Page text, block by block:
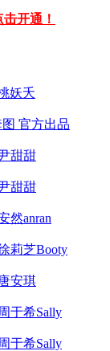
开通！
妖夭
官方出品
甜甜
甜甜
然anran
莉芝Booty
安琪
于希Sally
于希Sally